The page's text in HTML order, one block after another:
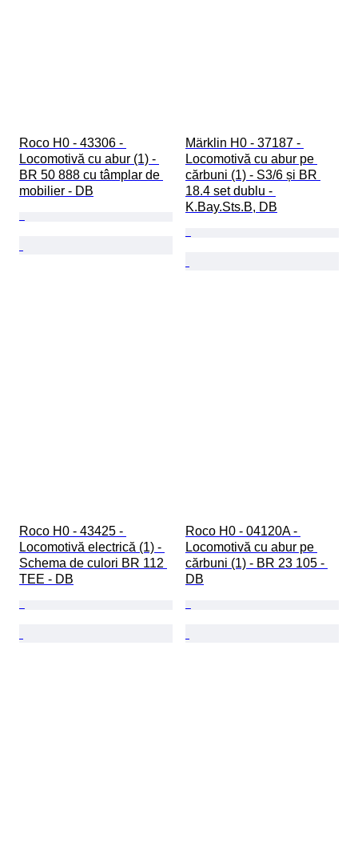
Roco H0 - 43306 -
Locomotivă cu abur (1) -
BR 50 888 cu tâmplar de
mobilier - DB
Märklin H0 - 37187 -
Locomotivă cu abur pe
cărbuni (1) - S3/6 și BR
18.4 set dublu -
K.Bay.Sts.B, DB
Roco H0 - 43425 -
Locomotivă electrică (1) -
Schema de culori BR 112
TEE - DB
Roco H0 - 04120A -
Locomotivă cu abur pe
cărbuni (1) - BR 23 105 -
DB